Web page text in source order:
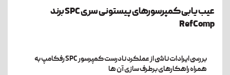
عیب یابی کمپرسورهای پیستونی سری SPC برند
RefComp
بررسی ایرادات ناشی از عملکرد نادرست کمپرسور SPC رفکامپ به
همراه راهکارهای برطرف سازی آن ها